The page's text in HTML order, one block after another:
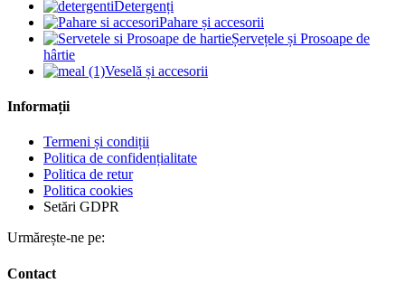
Detergenți
Pahare și accesorii
Șervețele și Prosoape de
hârtie
Veselă și accesorii
Informații
Termeni și condiții
Politica de confidențialitate
Politica de retur
Politica cookies
Setări GDPR
Urmărește-ne pe:
Contact